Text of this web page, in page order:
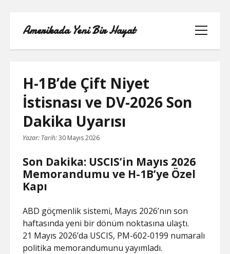
Amerikada Yeni Bir Hayat
menüyü
aç
ÖRNEK SAYFA
H-1B’de Çift Niyet
İstisnası ve DV-2026 Son
Dakika Uyarısı
Yazar: Tarih:30 Mayıs 2026
Son Dakika: USCIS’in Mayıs 2026
Memorandumu ve H-1B’ye Özel
Kapı
ABD göçmenlik sistemi, Mayıs 2026’nın son
haftasında yeni bir dönüm noktasına ulaştı.
21 Mayıs 2026’da USCIS, PM-602-0199 numaralı
politika memorandumunu yayımladı.